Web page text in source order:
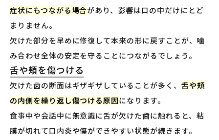
症状にもつながる場合があり、影響は口の中だけにとど
まりません。
欠けた部分を早めに修復して本来の形に戻すことが、噛
み合わせ全体の安定を守ることにつながるでしょう。
舌や頬を傷つける
欠けた歯の断面はギザギザしていることが多く、 舌や頬
の内側を繰り返し傷つける原因になります。
食事中や会話中に無意識に舌が欠けた歯に触れると、粘
膜が切れて口内炎や傷ができやすい状態が続きます。